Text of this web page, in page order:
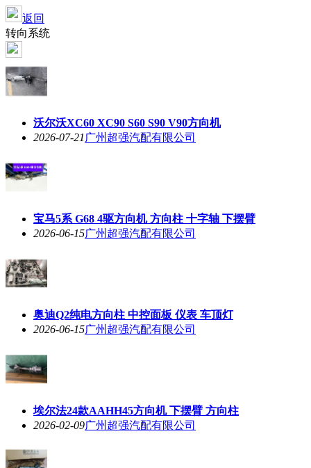
返回
转向系统
沃尔沃XC60 XC90 S60 S90 V90方向机
2026-07-21 广州超强汽配有限公司
宝马5系 G68 4驱方向机 方向柱 十字轴 下摆臂
2026-06-15广州超强汽配有限公司
奥迪Q2纯电方向柱 中控面板 仪表 车顶灯
2026-06-15广州超强汽配有限公司
埃尔法24款AAHH45方向机 下摆臂 方向柱
2026-02-09广州超强汽配有限公司